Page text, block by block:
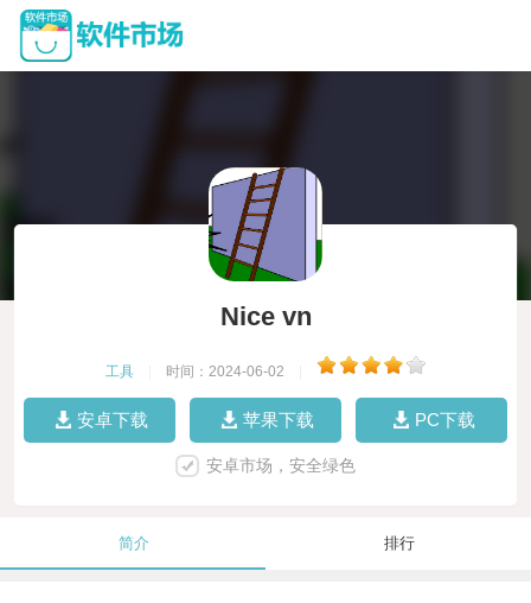
Nice vn
工具 时间：2024-06-02
安卓下载 苹果下载 PC下载
安卓市场，安全绿色
简介 排行